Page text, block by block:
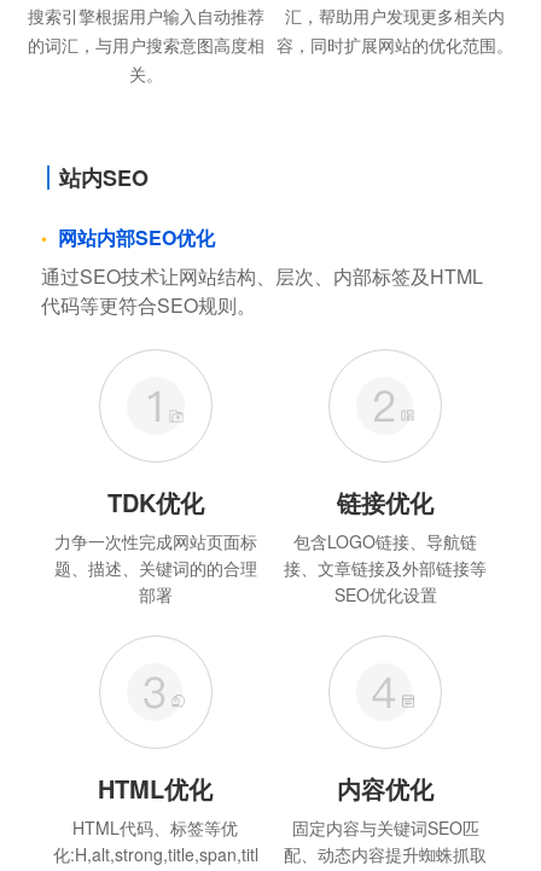
搜索引擎根据用户输入自动推荐
的词汇，与用户搜索意图高度相
关。
汇，帮助用户发现更多相关内
容，同时扩展网站的优化范围。
站内SEO
网站内部SEO优化
通过SEO技术让网站结构、层次、内部标签及HTML
代码等更符合SEO规则。
TDK优化
力争一次性完成网站页面标
题、描述、关键词的的合理
部署
链接优化
包含LOGO链接、导航链
接、文章链接及外部链接等
SEO优化设置
HTML优化
HTML代码、标签等优
化:H,alt,strong,title,span,titl
内容优化
固定内容与关键词SEO匹
配、动态内容提升蜘蛛抓取